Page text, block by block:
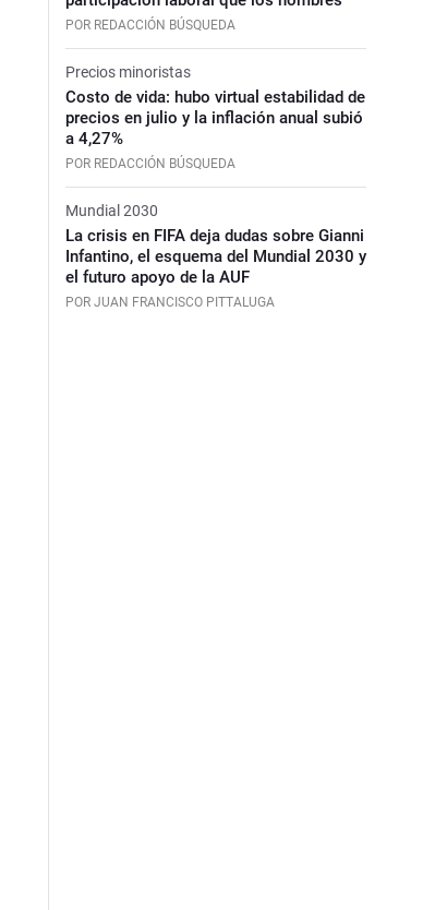
POR REDACCIÓN BÚSQUEDA
Precios minoristas
Costo de vida: hubo virtual estabilidad de
precios en julio y la inflación anual subió
a 4,27%
POR REDACCIÓN BÚSQUEDA
Mundial 2030
La crisis en FIFA deja dudas sobre Gianni
Infantino, el esquema del Mundial 2030 y
el futuro apoyo de la AUF
POR JUAN FRANCISCO PITTALUGA